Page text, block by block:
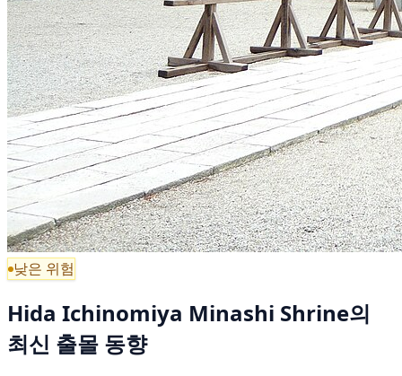
낮은 위험
Hida Ichinomiya Minashi Shrine의
최신 출몰 동향